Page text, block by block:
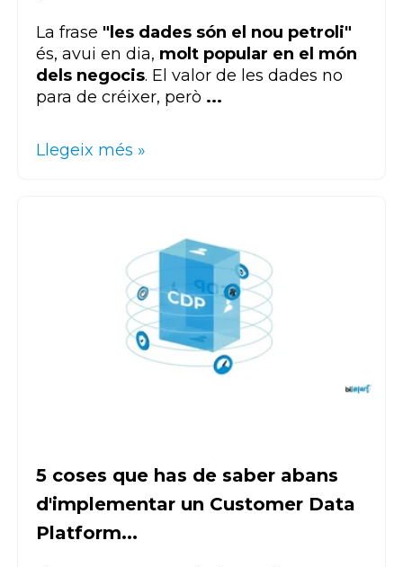
La frase "les dades són el nou petroli"
és, avui en dia, molt popular en el món
dels negocis. El valor de les dades no
para de créixer, però ...
Llegeix més »
5 coses que has de saber abans
d'implementar un Customer Data
Platform...